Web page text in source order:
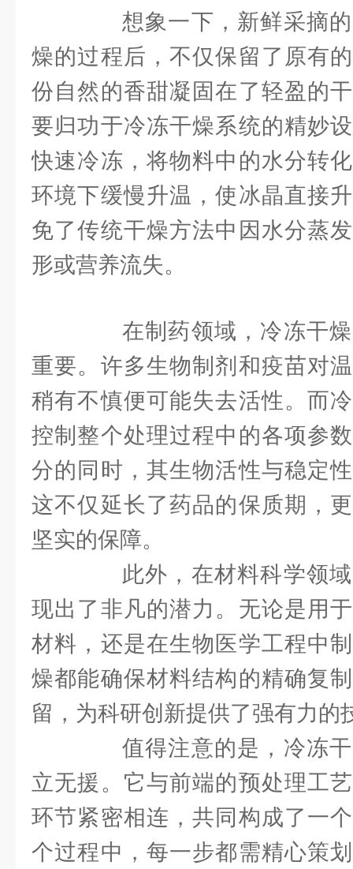
想象一下，新鲜采摘的
燥的过程后，不仅保留了原有
份自然的香甜凝固在了轻盈的
要归功于冷冻干燥系统的精妙
快速冷冻，将物料中的水分转
环境下缓慢升温，使冰晶直接
免了传统干燥方法中因水分蒸
形或营养流失。
在制药领域，冷冻干燥
重要。许多生物制剂和疫苗对
稍有不慎便可能失去活性。而
控制整个处理过程中的各项参
分的同时，其生物活性与稳定
这不仅延长了药品的保质期，
坚实的保障。
此外，在材料科学领域
现出了非凡的潜力。无论是用
材料，还是在生物医学工程中
燥都能确保材料结构的精确复
留，为科研创新提供了强有力的
值得注意的是，冷冻干
立无援。它与前端的预处理工
环节紧密相连，共同构成了一
个过程中，每一步都需精心策